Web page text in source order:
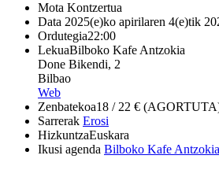
Mota Kontzertua
Data 2025(e)ko apirilaren 4(e)tik
Ordutegia22:00
LekuaBilboko Kafe Antzokia
Done Bikendi, 2
Bilbao
Web
Zenbatekoa18 / 22 €
Sarrerak Erosi
HizkuntzaEuskara
Ikusi agenda Bilboko Kafe Antzokia